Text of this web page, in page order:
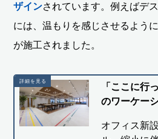
ザインされています。例えばデ
には、温もりを感じさせるよう
が施工されました。
「ここに行
のワーケー
オフィス新